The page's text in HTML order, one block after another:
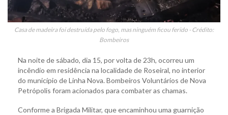
Casa de madeira foi destruída pelo fogo, mas ninguém ficou ferido - Crédito:
Bombeiros
Na noite de sábado, dia 15, por volta de 23h, ocorreu um
incêndio em residência na localidade de Roseiral, no interior
do município de Linha Nova. Bombeiros Voluntários de Nova
Petrópolis foram acionados para combater as chamas.
Conforme a Brigada Militar, que encaminhou uma guarnição